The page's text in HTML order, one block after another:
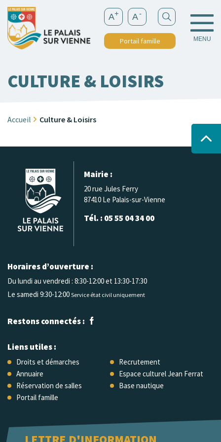
A+ A-
Portail famille MENU
CULTURE & LOISIRS
Accueil Culture & Loisirs
Mairie :
20 rue Jules Ferry
87410 Le Palais-sur-Vienne
Tél. : 05 55 04 34 00
Horaires d’ouverture :
Du lundi au vendredi : 8:30-12:00 et 13:30-17:30
Le samedi 9:30-12:00 Service état civil uniquement
Restons connectés :
Liens utiles :
Droits et démarches
Annuaire
Réservation de salles
Portail famille
Recrutement
Espace culturel Jean Ferrat
Base nautique